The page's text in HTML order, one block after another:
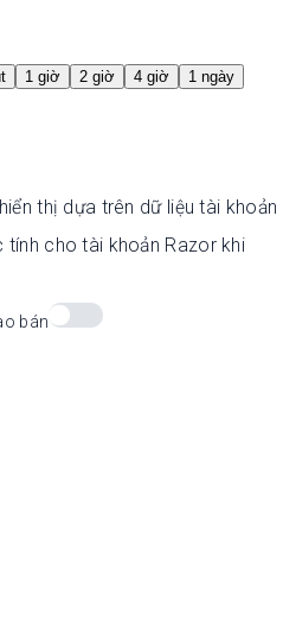
1 giờ 2 giờ 4 giờ 1 ngày
thị dựa trên dữ liệu tài khoản
tính cho tài khoản Razor khi
bán